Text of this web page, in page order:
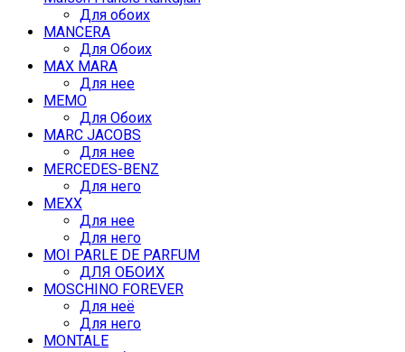
Для обоих
MANCERA
Для Обоих
MAX MARA
Для нее
MEMO
Для Обоих
MARC JACOBS
Для нее
MERCEDES-BENZ
Для него
MEXX
Для нее
Для него
MOI PARLE DE PARFUM
ДЛЯ ОБОИХ
MOSCHINO FOREVER
Для неё
Для него
MONTALE